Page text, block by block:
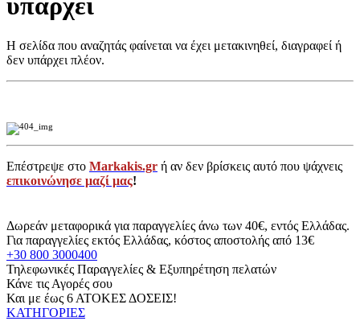
υπάρχει
Η σελίδα που αναζητάς φαίνεται να έχει μετακινηθεί, διαγραφεί ή
δεν υπάρχει πλέον.
Επέστρεψε στο Markakis.gr ή αν δεν βρίσκεις αυτό που ψάχνεις
επικοινώνησε μαζί μας!
Δωρεάν μεταφορικά για παραγγελίες άνω των 40€, εντός Ελλάδας.
Για παραγγελίες εκτός Ελλάδας, κόστος αποστολής από 13€
+30 800 3000400
Τηλεφωνικές Παραγγελίες & Εξυπηρέτηση πελατών
Κάνε τις Αγορές σου
Και με έως 6 ΑΤΟΚΕΣ ΔΟΣΕΙΣ!
ΚΑΤΗΓΟΡΙΕΣ